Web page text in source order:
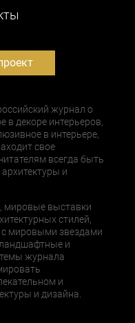
журнал о
в декоре интерьеров,
в интерьере,
свое
всегда быть
и
мировые выставки
стилей,
с мировыми звездами
и
журнала
и
и дизайна.